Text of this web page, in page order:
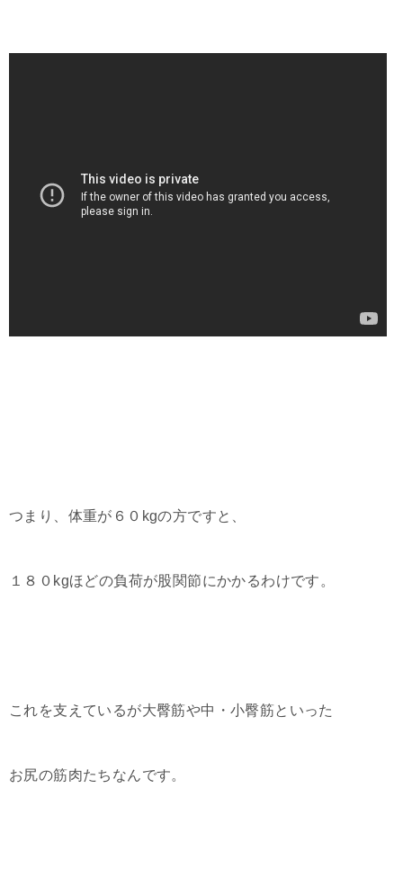
つまり、体重が６０kgの方ですと、
１８０kgほどの負荷が股関節にかかるわけです。
これを支えているが大臀筋や中・小臀筋といった
お尻の筋肉たちなんです。